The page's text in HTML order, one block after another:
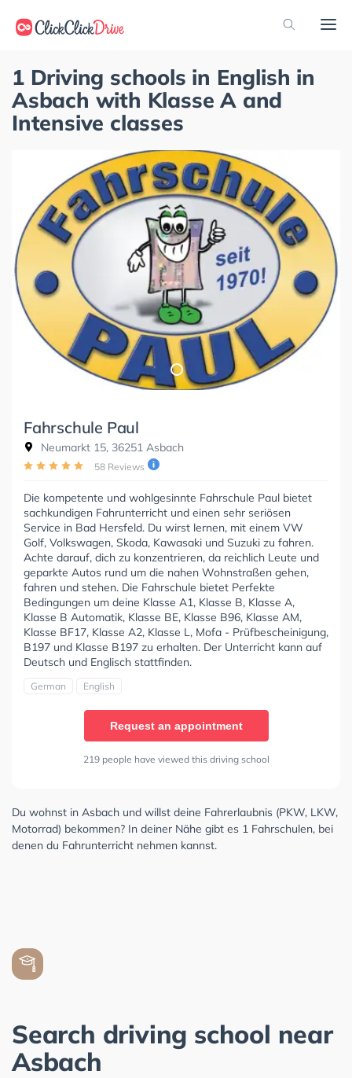
1 Driving schools in English in
Asbach with Klasse A and
Intensive classes
Fahrschule Paul
Neumarkt 15, 36251 Asbach
58 Reviews
Die kompetente und wohlgesinnte Fahrschule Paul bietet
sachkundigen Fahrunterricht und einen sehr seriösen
Service in Bad Hersfeld. Du wirst lernen, mit einem VW
Golf, Volkswagen, Skoda, Kawasaki und Suzuki zu fahren.
Achte darauf, dich zu konzentrieren, da reichlich Leute und
geparkte Autos rund um die nahen Wohnstraßen gehen,
fahren und stehen. Die Fahrschule bietet Perfekte
Bedingungen um deine Klasse A1, Klasse B, Klasse A,
Klasse B Automatik, Klasse BE, Klasse B96, Klasse AM,
Klasse BF17, Klasse A2, Klasse L, Mofa - Prüfbescheinigung,
B197 und Klasse B197 zu erhalten. Der Unterricht kann auf
Deutsch und Englisch stattfinden.
German English
Request an appointment
219 people have viewed this driving school
Du wohnst in Asbach und willst deine Fahrerlaubnis (PKW, LKW,
Motorrad) bekommen? In deiner Nähe gibt es 1 Fahrschulen, bei
denen du Fahrunterricht nehmen kannst.
Search driving school near
Asbach